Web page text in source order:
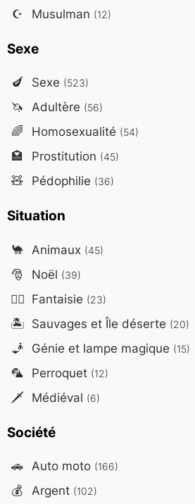
☪️ Musulman (12)
Sexe
🍆 Sexe (523)
🦄 Adultère (56)
🌈 Homosexualité (54)
🏩 Prostitution (45)
🧸 Pédophilie (36)
Situation
🐪 Animaux (45)
🎅 Noël (39)
🧙‍♂️ Fantaisie (23)
🏝️ Sauvages et Île déserte (20)
🧞 Génie et lampe magique (15)
🦜 Perroquet (12)
🗡️ Médiéval (6)
Société
🚗 Auto moto (166)
💰 Argent (102)